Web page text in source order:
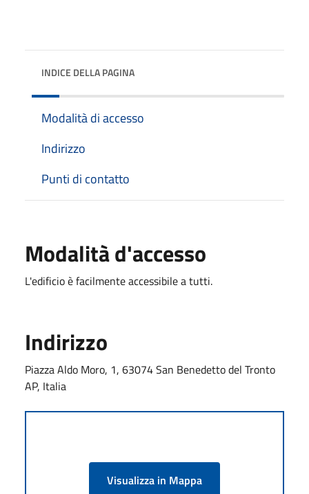
INDICE DELLA PAGINA
Modalità di accesso
Indirizzo
Punti di contatto
Modalità d'accesso
L'edificio è facilmente accessibile a tutti.
Indirizzo
Piazza Aldo Moro, 1, 63074 San Benedetto del Tronto
AP, Italia
Visualizza in Mappa